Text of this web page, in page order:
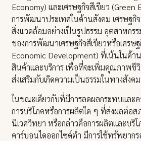
Economy) และเศรษฐกิจสีเขียว (Green
การพัฒนาประเทศในด้านสังคม เศรษฐกิ
สิ่งแวดล้อมอย่างเป็นรูปธรรม อุตสาหกร
ของการพัฒนาเศรษฐกิจสีเขียวหรือเศรษ
Economic Development) ที่เน้นในด้า
สินค้าและบริการ เพื่อที่จะเพิ่มคุณภาพชี
ส่งเสริมกับเกิดความเป็นธรรมในทางสังคม
ในขณะเดียวกับที่มีการลดผลกระทบและ
การบริโภคหรือการผลิตใด ๆ ที่ส่งผลต่อ
นิเวศวิทยา หรือกล่าวคือการผลิตและบริ
คาร์บอนไดออกไซด์ต่ำ มีการใช้ทรัพยาก